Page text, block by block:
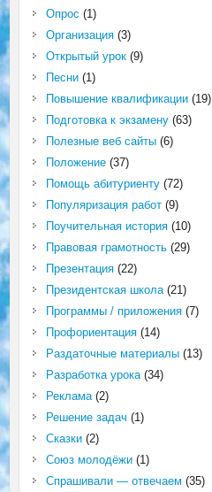
Опрос (1)
Организация(3)
Открытый урок(9)
Песни(1)
Повышение квалификации(19)
Подготовка к экзамену(63)
Полезные веб сайты(6)
Положение(37)
Помощь абитуриенту(72)
Популяризация работ(9)
Поучительная история(10)
Правовая грамотность(29)
Презентация(22)
Президентская школа(21)
Программы / приложения(7)
Профориентация(14)
Раздаточные материалы(13)
Разработка урока(34)
Реклама(2)
Решение задач (1)
Сказки(2)
Союз молодёжи(1)
Спрашивали — отвечаем (35)